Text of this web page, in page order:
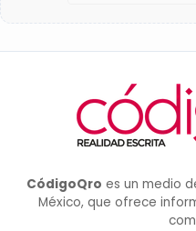
CódigoQro es un medio
México, que ofrece